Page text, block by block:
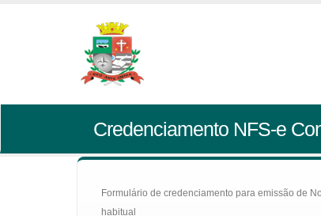
Credenciamento NFS-e
Formulário de credenciamento para emissão de
habitual